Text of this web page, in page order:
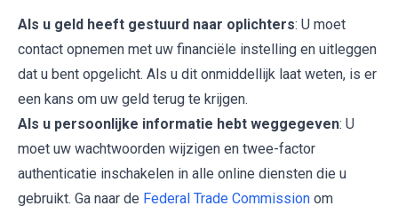
Als u geld heeft gestuurd naar oplichters: U moet
contact opnemen met uw financiële instelling en uitleggen
dat u bent opgelicht. Als u dit onmiddellijk laat weten, is er
een kans om uw geld terug te krijgen.
Als u persoonlijke informatie hebt weggegeven: U
moet uw wachtwoorden wijzigen en twee-factor
authenticatie inschakelen in alle online diensten die u
gebruikt. Ga naar de Federal Trade Commission om